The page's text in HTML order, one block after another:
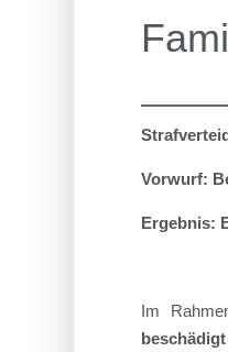
Vorwurf:
Ergebnis:
Im
beschädigt